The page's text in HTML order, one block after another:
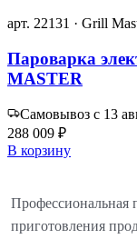
арт. 22131 · Grill
Пароварка
MASTER
Самовывоз с 13
288 009 ₽
В корзину
Профессиональная
приготовления